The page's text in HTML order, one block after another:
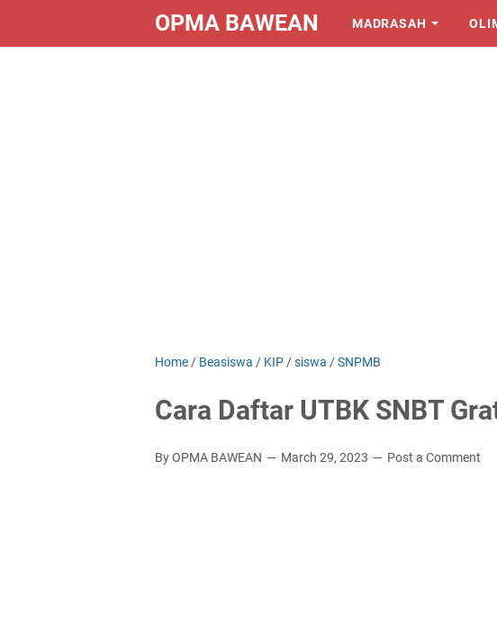
OPMA BAWEAN MADRASAH
Home / Beasiswa / KIP /siswa /SNPMB
Cara Daftar UTBK SNBT
By OPMA BAWEAN March 29, 2023 Post a Comment